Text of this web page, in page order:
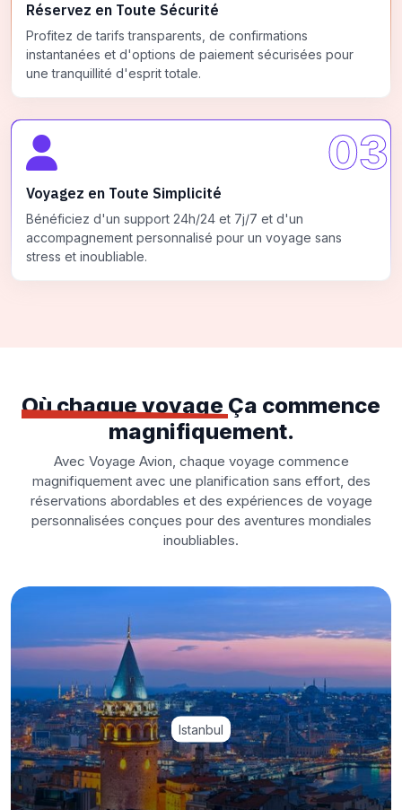
Réservez en Toute Sécurité
Profitez de tarifs transparents, de confirmations
instantanées et d'options de paiement sécurisées pour
une tranquillité d'esprit totale.
03
Voyagez en Toute Simplicité
Bénéficiez d'un support 24h/24 et 7j/7 et d'un
accompagnement personnalisé pour un voyage sans
stress et inoubliable.
Où chaque voyage Ça commence
magnifiquement.
Avec Voyage Avion, chaque voyage commence
magnifiquement avec une planification sans effort, des
réservations abordables et des expériences de voyage
personnalisées conçues pour des aventures mondiales
inoubliables.
Istanbul